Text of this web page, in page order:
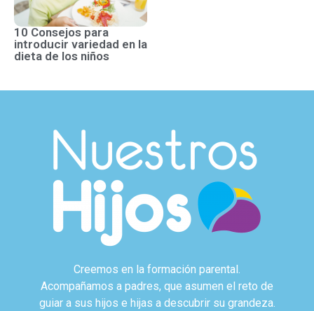
10 Consejos para
introducir variedad en la
dieta de los niños
Creemos en la formación parental.
Acompañamos a padres, que asumen el reto de
guiar a sus hijos e hijas a descubrir su grandeza.